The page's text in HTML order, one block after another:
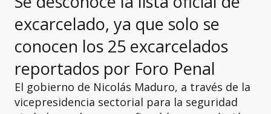
excarcelado, ya que solo se
conocen los 25 excarcelados
reportados por Foro Penal
El gobierno de Nicolás Maduro, a través de la
vicepresidencia sectorial para la seguridad